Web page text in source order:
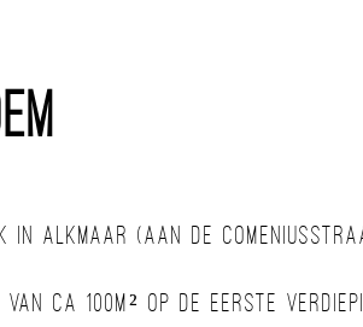
in Alkmaar (aan de
ca 100m² op de eerste